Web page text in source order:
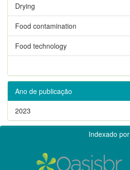
Drying
Food contamination
Food technology
Ano de publicação
2023
Indexado por